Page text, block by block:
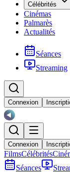
Célébrités
Cinémas
Palmarès
Actualités
Séances
Streaming
Connexion
Connexion
FilmsCélébrités
Séances